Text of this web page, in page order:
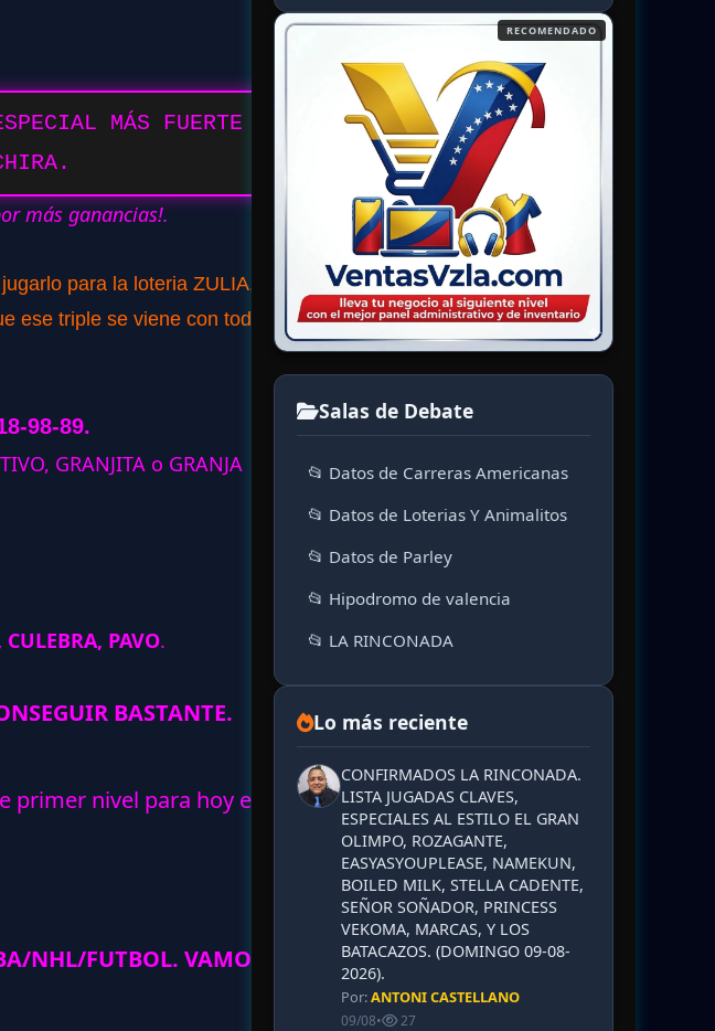
MÁS FUERTE
más ganancias!.
para la loteria ZULIA,
ese triple se viene con todo,
98-89.
GRANJITA o GRANJA
PAVO.
BASTANTE.
primer nivel para hoy en
NHL/FUTBOL. VAMOS
RECOMENDADO
Salas de Debate
📂 Datos de Carreras Americanas
📂 Datos de Loterias Y Animalitos
📂 Datos de Parley
📂 Hipodromo de valencia
📂 LA RINCONADA
Lo más reciente
CONFIRMADOS LA RINCONADA.
LISTA JUGADAS CLAVES,
ESPECIALES AL ESTILO EL GRAN
OLIMPO, ROZAGANTE,
EASYASYOUPLEASE, NAMEKUN,
BOILED MILK, STELLA CADENTE,
SEÑOR SOÑADOR, PRINCESS
VEKOMA, MARCAS, Y LOS
BATACAZOS. (DOMINGO 09-08-
2026).
Por:ANTONI CASTELLANO
09/08• 27